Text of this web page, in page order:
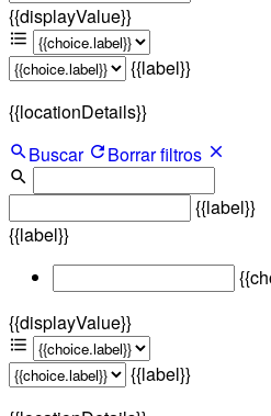
{{displayValue}}
{{label}}
{{locationDetails}}
Buscar
Borrar filtros
{{label}}
{{label}}
{{displayValue}}
{{label}}